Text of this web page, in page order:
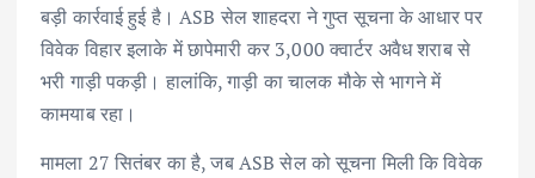
बड़ी कार्रवाई हुई है। ASB सेल शाहदरा ने गुप्त सूचना के आधार पर
विवेक विहार इलाके में छापेमारी कर 3,000 क्वार्टर अवैध शराब से
भरी गाड़ी पकड़ी। हालांकि, गाड़ी का चालक मौके से भागने में
कामयाब रहा।
मामला 27 सितंबर का है, जब ASB सेल को सूचना मिली कि विवेक